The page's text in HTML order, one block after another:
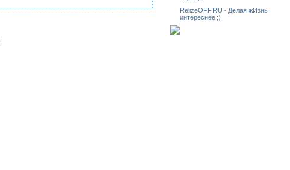
RelizeOFF.RU - Делая жИзнь
интереснее ;)